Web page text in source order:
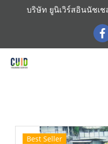
บริษัท ยูนิเวิร์สอินนัชเช
Best Seller